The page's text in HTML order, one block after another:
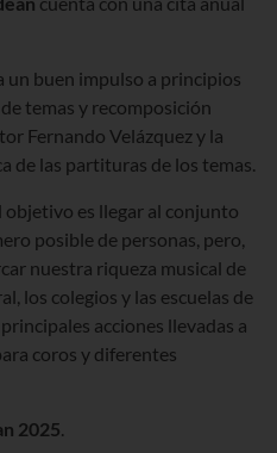
un buen impulso a principios
temas y recomposición
Fernando Velázquez y la
de las partituras de los temas.
es llegar al conjunto
posible de personas, pero,
nuestra riqueza musical de
los colegios y las escuelas de
acciones llevadas a
coros y diferentes
2025.